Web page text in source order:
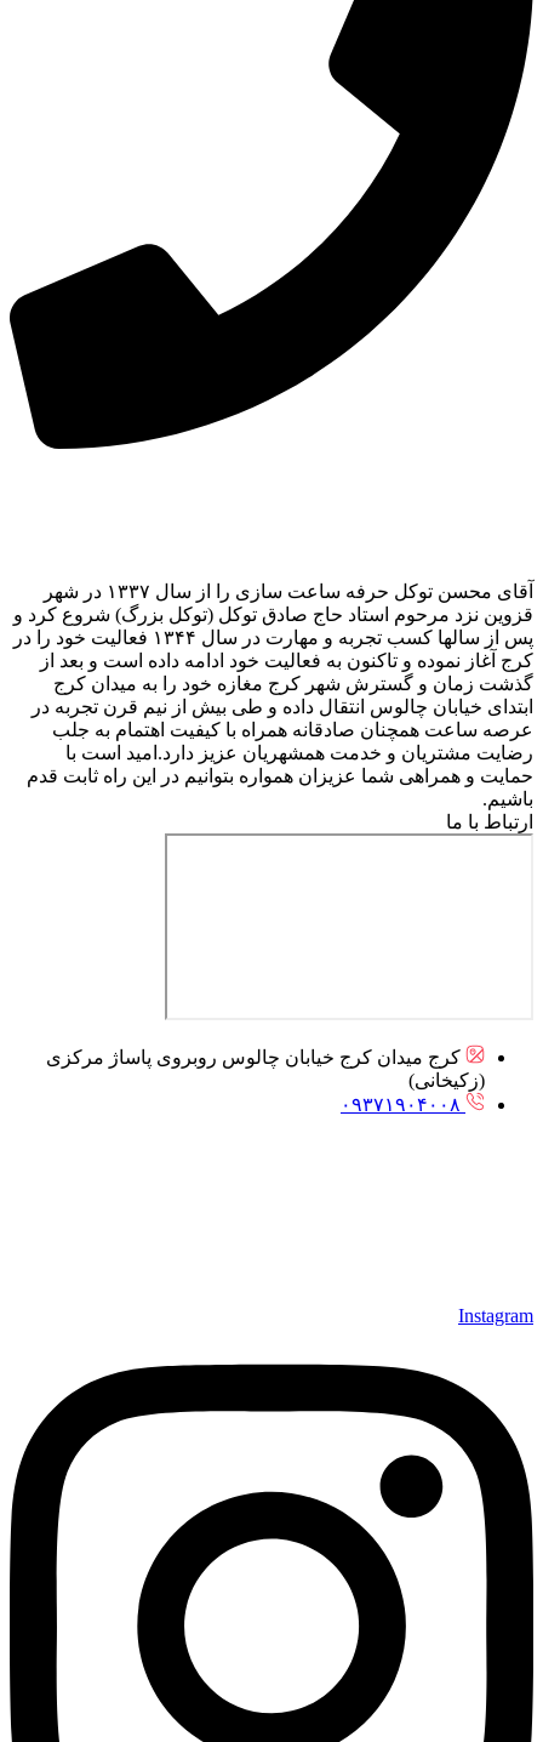
آقای محسن توکل حرفه ساعت سازی را از سال ۱۳۳۷ در شهر
قزوین نزد مرحوم استاد حاج صادق توکل (توکل بزرگ) شروع کرد و
پس از سالها کسب تجربه و مهارت در سال ۱۳۴۴ فعالیت خود را در
کرج آغاز نموده و تاکنون به فعالیت خود ادامه داده است و بعد از
گذشت زمان و گسترش شهر کرج مغازه خود را به میدان کرج
ابتدای خیابان چالوس انتقال داده و طی بیش از نیم قرن تجربه در
عرصه ساعت همچنان صادقانه همراه با کیفیت اهتمام به جلب
رضایت مشتریان و خدمت همشهریان عزیز دارد.امید است با
حمایت و همراهی شما عزیزان همواره بتوانیم در این راه ثابت قدم
باشیم.
ارتباط با ما
کرج میدان کرج خیابان چالوس روبروی پاساژ مرکزی
(زکیخانی)
۰۹۳۷۱۹۰۴۰۰۸
Instagram